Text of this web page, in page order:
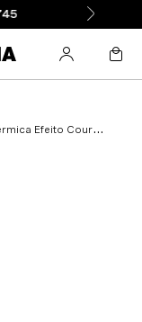
Efeito Couro - Azul